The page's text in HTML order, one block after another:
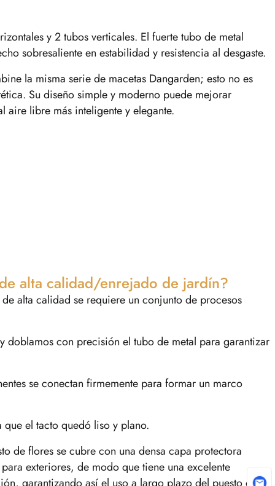
y 2 tubos verticales. El fuerte tubo de metal
sobresaliente en estabilidad y resistencia al desgaste.
la misma serie de macetas Dangarden; esto no es
Su diseño simple y moderno puede mejorar
aire libre más inteligente y elegante.
alta calidad/enrejado de jardín?
alta calidad se requiere un conjunto de procesos
con precisión el tubo de metal para garantizar
se conectan firmemente para formar un marco
el tacto quedó liso y plano.
de flores se cubre con una densa capa protectora
exteriores, de modo que tiene una excelente